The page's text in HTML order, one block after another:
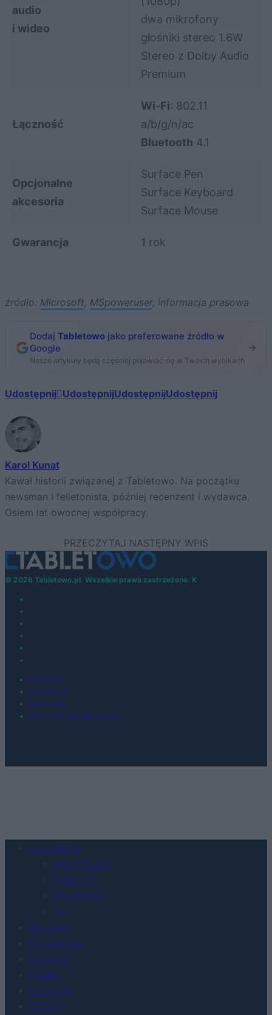
audio
i wideo
dwa mikrofony
głośniki stereo 1.6W
Stereo z Dolby Audio
Premium
Łączność
Wi-Fi: 802.11
a/b/g/n/ac
Bluetooth 4.1
Opcjonalne
akcesoria
Surface Pen
Surface Keyboard
Surface Mouse
Gwarancja 1 rok
źródło: Microsoft, MSpoweruser, informacja prasowa
Dodaj Tabletowo jako preferowane źródło w
Google
Nasze artykuły będą częściej pojawiać się w Twoich wynikach
Udostępnij UdostępnijUdostępnijUdostępnij
Karol Kunat
Kawał historii związanej z Tabletowo. Na początku
newsman i felietonista, później recenzent i wydawca.
Osiem lat owocnej współpracy.
© 2026 Tabletowo.pl. Wszelkie prawa zastrzeżone. K
KONTAKT
REDAKCJA
REKLAMA
POLITYKA PRYWATNOŚCI
Urządzenia
SMARTFONY
TABLETY
WEARABLE
TV
Recenzje
Porównania
Co kupić
Porady
Promocje
FinTech